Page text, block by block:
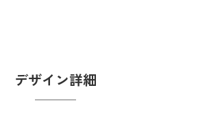
デザイン詳細